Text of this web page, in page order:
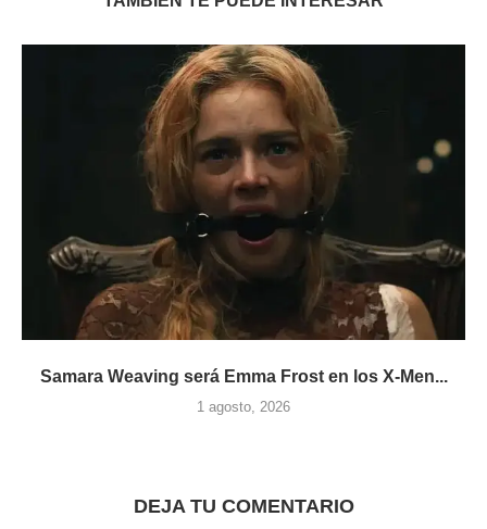
Samara Weaving será Emma Frost en los X-Men...
1 agosto, 2026
DEJA TU COMENTARIO